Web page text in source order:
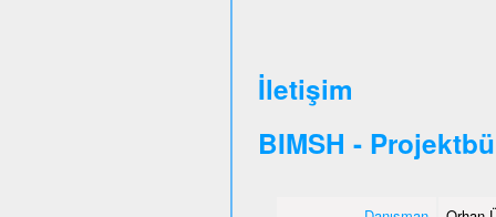
İletişim
BIMSH -